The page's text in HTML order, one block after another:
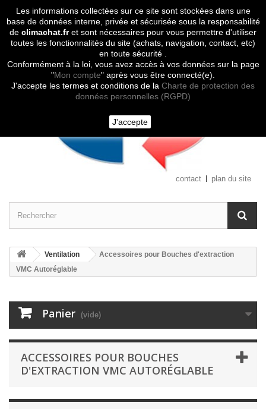
Les informations collectées sur ce site sont stockées dans une
base de données interne, privée et sécurisée sous la responsabilité
de climachat.fret sont nécessaires pour vous permettre d'utiliser
toutes les fonctionnalités du site (achats, navigation, contact, etc)
en toute sécurité .
Conformément à la loi, vous avez accès à vos données sur la page
"Mon compte" après vous être connecté(e).
J'accepte les termes et conditions de la Charte de protection des
données personnelles (RGPD)
J'accepte
Contactez-nous
contact plan du site
Ventilation
Accessoires pour Bouches d'extraction
VMC Autoréglable
Panier (vide)
ACCESSOIRES POUR BOUCHES
D'EXTRACTION VMC AUTORÉGLABLE